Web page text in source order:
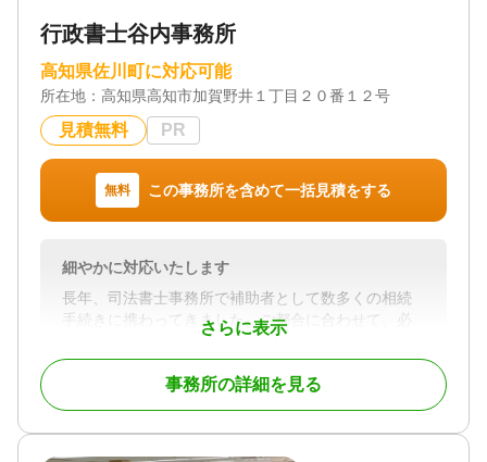
行政書士谷内事務所
高知県佐川町に対応可能
所在地： 高知県高知市加賀野井１丁目２０番１２号
見積無料 PR
無料 この事務所を含めて一括見積をする
さらに表示
細やかに対応いたします
長年、司法書士事務所で補助者として数多くの相続
手続きに携わってきました。ご都合に合わせて、必
要なサポートを丁寧に行います。ご遺族の負担を少
しでも軽くできるよう尽力いたします。
高知県中心部
事務所の詳細を見る